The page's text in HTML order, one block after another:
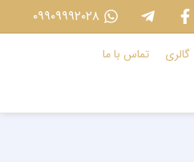
گالری تماس با ما